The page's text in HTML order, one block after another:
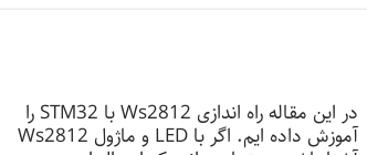
در این مقاله راه اندازی Ws2812 با STM32 را
آموزش داده ایم. اگر با LED و ماژول Ws2812